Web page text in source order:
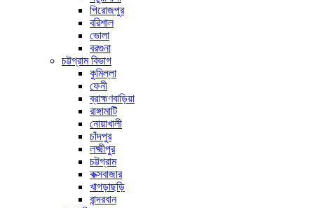
পিরোজপুর
বরিশাল
ভোলা
বরগুনা
চট্টগ্রাম বিভাগ
কুমিল্লা
ফেনী
ব্রাহ্মণবাড়িয়া
রাঙ্গামাটি
নোয়াখালী
চাঁদপুর
লক্ষ্মীপুর
চট্টগ্রাম
কক্সবাজার
খাগড়াছড়ি
বান্দরবান